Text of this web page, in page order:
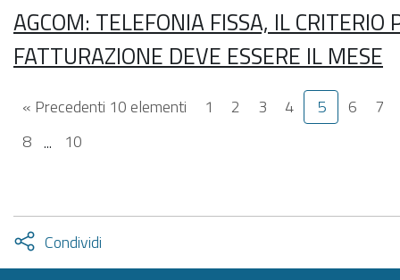
AGCOM: TELEFONIA FISSA, IL CRITERIO
FATTURAZIONE DEVE ESSERE IL MESE
« Precedenti 10 elementi 1 2 3 4 5 6
7
8 ... 10
Condividi
facebook
twitter
Attiva
condividi